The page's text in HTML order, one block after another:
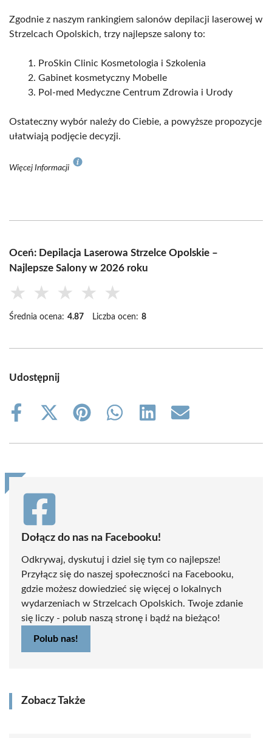
Zgodnie z naszym rankingiem salonów depilacji laserowej w
Strzelcach Opolskich, trzy najlepsze salony to:
ProSkin Clinic Kosmetologia i Szkolenia
Gabinet kosmetyczny Mobelle
Pol-med Medyczne Centrum Zdrowia i Urody
Ostateczny wybór należy do Ciebie, a powyższe propozycje
ułatwiają podjęcie decyzji.
Więcej Informacji
Oceń: Depilacja Laserowa Strzelce Opolskie –
Najlepsze Salony w 2026 roku
★ ★ ★ ★ ★
Średnia ocena: 4.87 Liczba ocen: 8
Udostępnij
Share
Share
(Twitter)
Share
Share
Share
Share
Dołącz do nas na Facebooku!
Odkrywaj, dyskutuj i dziel się tym co najlepsze!
Przyłącz się do naszej społeczności na Facebooku,
gdzie możesz dowiedzieć się więcej o lokalnych
wydarzeniach w Strzelcach Opolskich. Twoje zdanie
się liczy - polub naszą stronę i bądź na bieżąco!
Polub nas!
Zobacz Także